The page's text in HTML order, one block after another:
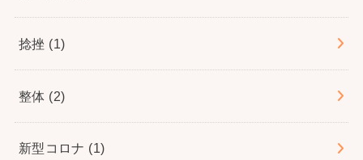
捻挫 (1)
整体 (2)
新型コロナ (1)